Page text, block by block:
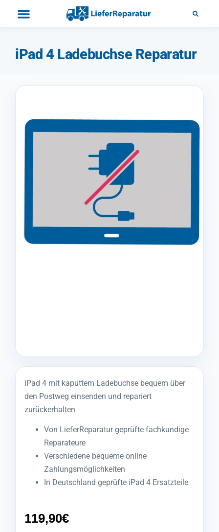
iPad 4 Ladebuchse Reparatur
iPad 4 mit kaputtem Ladebuchse bequem über
den Postweg einsenden und repariert
zurückerhalten
Von LieferReparatur geprüfte fachkundige
Reparateure
Verschiedene bequeme online
Zahlungsmöglichkeiten
In Deutschland geprüfte iPad 4 Ersatzteile
119,90€